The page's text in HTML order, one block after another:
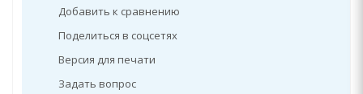
Добавить к сравнению
Поделиться в соцсетях
Версия для печати
Задать вопрос